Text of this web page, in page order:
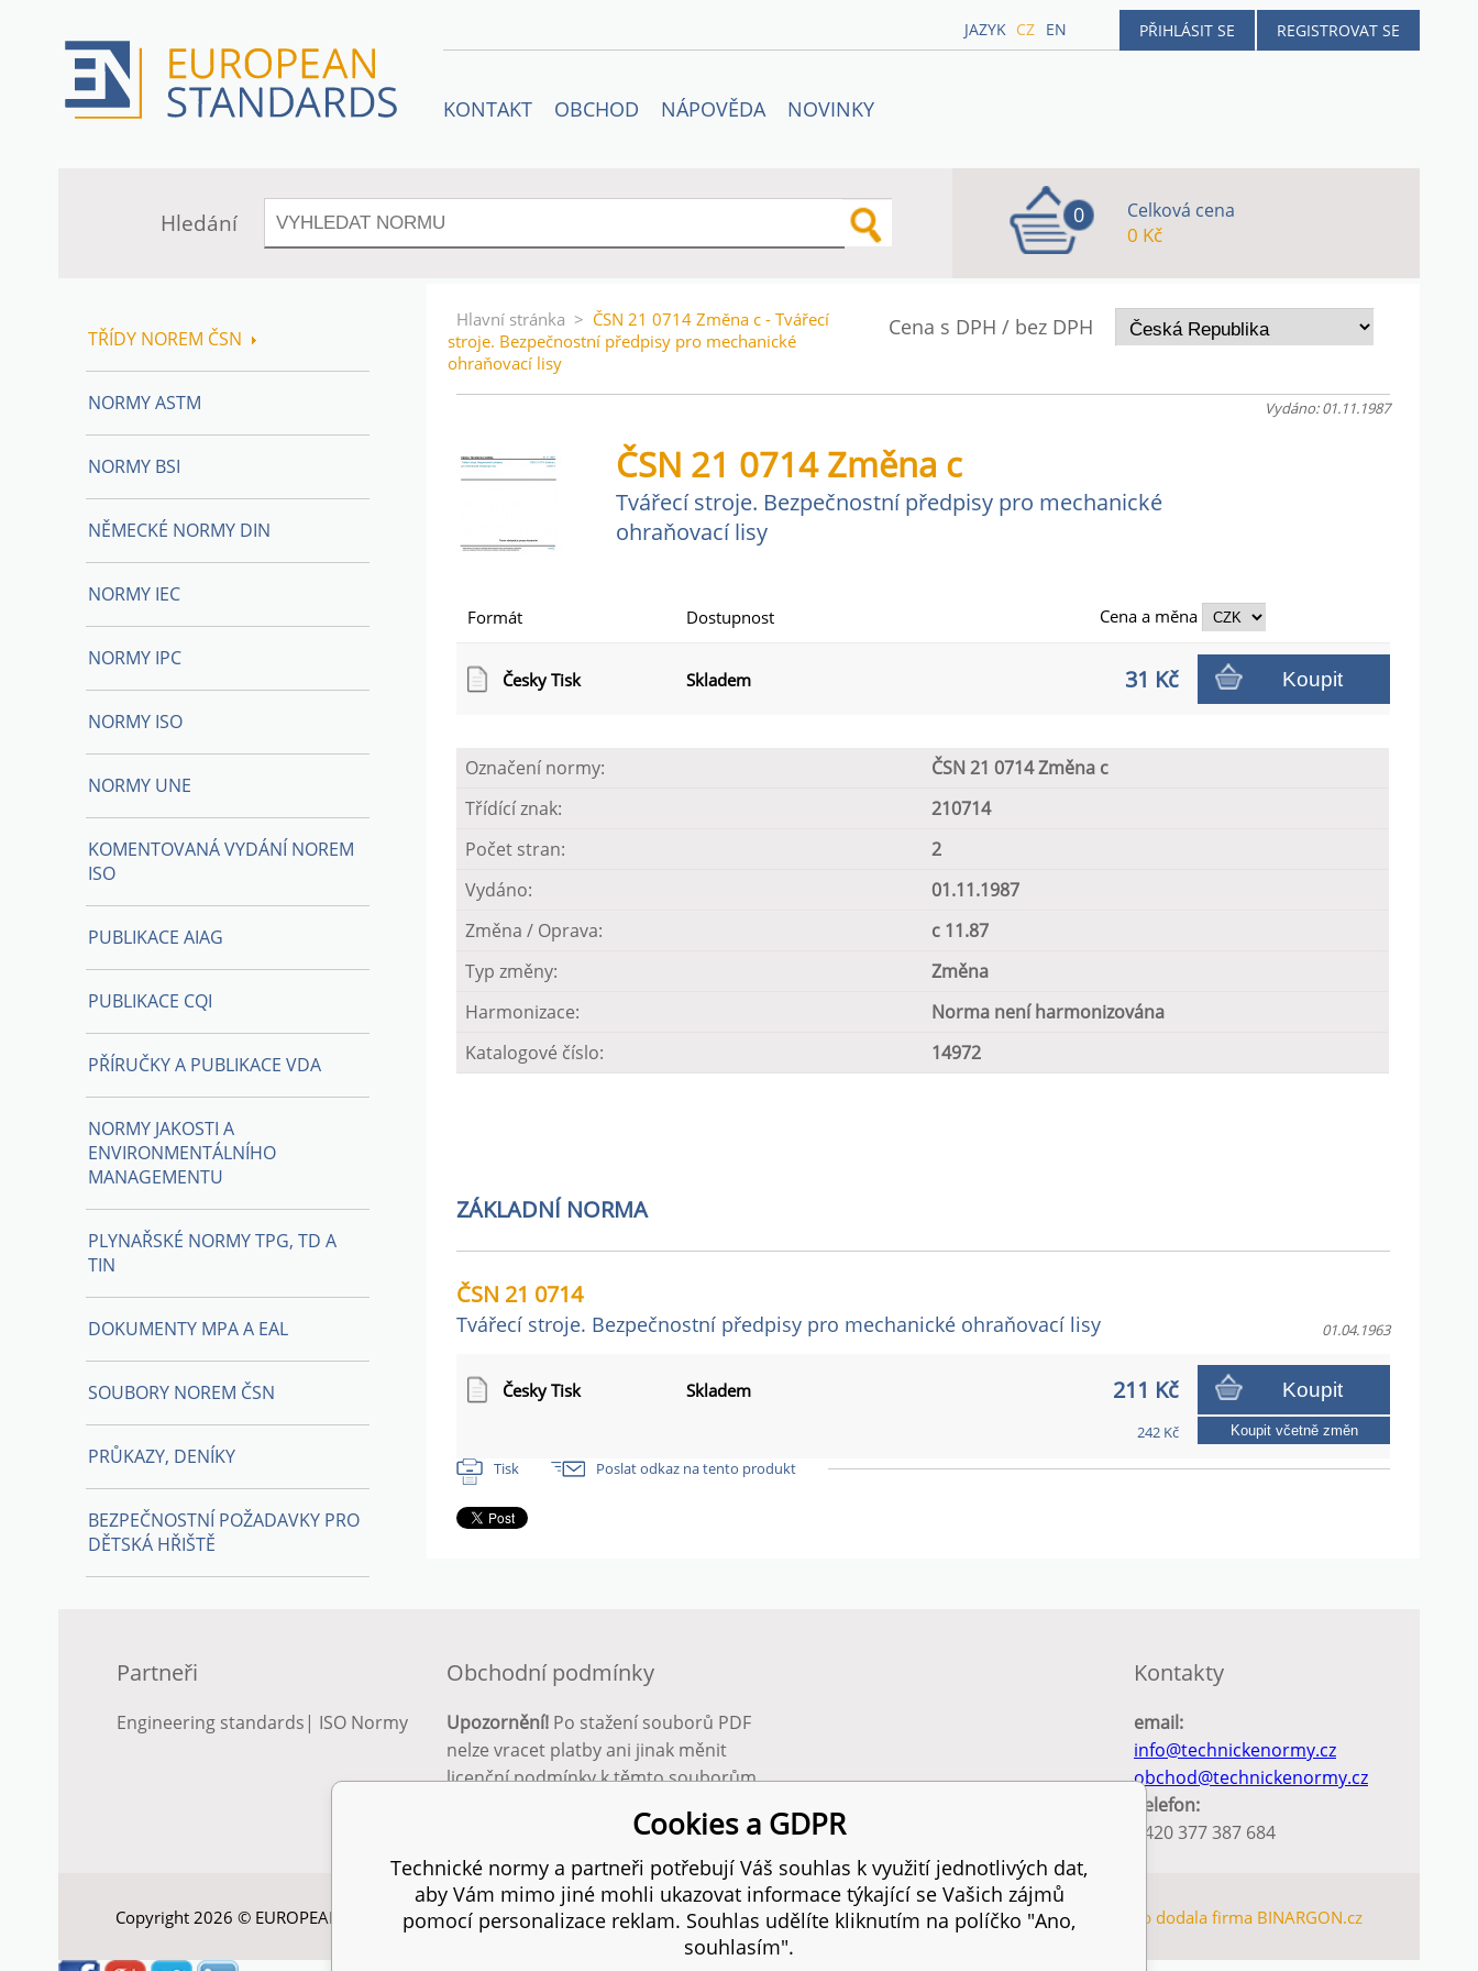
PŘIHLÁSIT SE REGISTROVAT SE
JAZYK CZ EN
KONTAKT OBCHOD NÁPOVĚDA NOVINKY
Hledání 0 Celková cena
0 Kč
Cena s DPH / bez DPH
Hlavní stránka > ČSN 21 0714 Změna c - Tvářecí
stroje. Bezpečnostní předpisy pro mechanické
ohraňovací lisy
Vydáno: 01.11.1987
ČSN 21 0714 Změna c
Tvářecí stroje. Bezpečnostní předpisy pro mechanické
ohraňovací lisy
Formát Dostupnost Cena a měna
Česky Tisk Skladem 31 Kč Koupit
Označení normy:
ČSN 21 0714 Změna c
Třídící znak:
210714
Počet stran:
2
Vydáno:
01.11.1987
Změna / Oprava:
c 11.87
Typ změny:
Změna
Harmonizace:
Norma není harmonizována
Katalogové číslo:
14972
ZÁKLADNÍ NORMA
ČSN 21 0714
Tvářecí stroje. Bezpečnostní předpisy pro mechanické ohraňovací lisy 01.04.1963
Česky Tisk Skladem 211 Kč Koupit
242 Kč Koupit včetně změn
Tisk Poslat odkaz na tento produkt
TŘÍDY NOREM ČSN
NORMY ASTM
NORMY BSI
NĚMECKÉ NORMY DIN
NORMY IEC
NORMY IPC
NORMY ISO
NORMY UNE
KOMENTOVANÁ VYDÁNÍ NOREM
ISO
PUBLIKACE AIAG
PUBLIKACE CQI
PŘÍRUČKY A PUBLIKACE VDA
NORMY JAKOSTI A
ENVIRONMENTÁLNÍHO
MANAGEMENTU
PLYNAŘSKÉ NORMY TPG, TD A
TIN
DOKUMENTY MPA A EAL
SOUBORY NOREM ČSN
PRŮKAZY, DENÍKY
BEZPEČNOSTNÍ POŽADAVKY PRO
DĚTSKÁ HŘIŠTĚ
Partneři
Engineering standards | ISO Normy
Obchodní podmínky
Upozornění! Po stažení souborů PDF
nelze vracet platby ani jinak měnit
licenční podmínky k těmto souborům.
Kontakty
email:
info@technickenormy.cz
obchod@technickenormy.cz
Telefon:
+420 377 387 684
Copyright 2026 © EUROPEAN STANDARD. Všechna práva vyhrazena. SITEMAP Tento eshop dodala firma BINARGON.cz
Cookies a GDPR
Technické normy a partneři potřebují Váš souhlas k využití jednotlivých dat,
aby Vám mimo jiné mohli ukazovat informace týkající se Vašich zájmů
pomocí personalizace reklam. Souhlas udělíte kliknutím na políčko "Ano,
souhlasím".